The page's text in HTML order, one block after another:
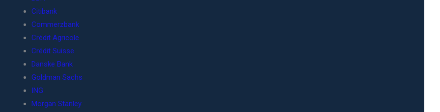
Citibank
Commerzbank
Crédit Agricole
Crédit Suisse
Danske Bank
Goldman Sachs
ING
Morgan Stanley